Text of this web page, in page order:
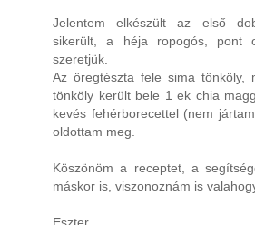
Jelentem elkészült az első
sikerült, a héja ropogós, pont
szeretjük.
Az öregtészta fele sima tönköly,
tönköly került bele 1 ek chia
kevés fehérborecettel (nem
oldottam meg.
Köszönöm a receptet, a
máskor is, viszonoznám is